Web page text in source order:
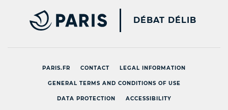
PARIS.FR [NEW
DÉBAT DÉLIB
PARIS.FR CONTACT LEGAL INFORMATION
GENERAL TERMS AND CONDITIONS OF USE
DATA PROTECTION ACCESSIBILITY